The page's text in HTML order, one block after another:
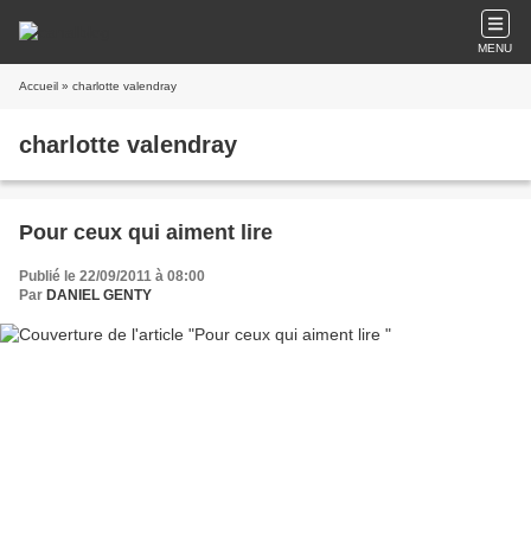
MENU
Accueil » charlotte valendray
charlotte valendray
Pour ceux qui aiment lire
Publié le 22/09/2011 à 08:00
Par DANIEL GENTY